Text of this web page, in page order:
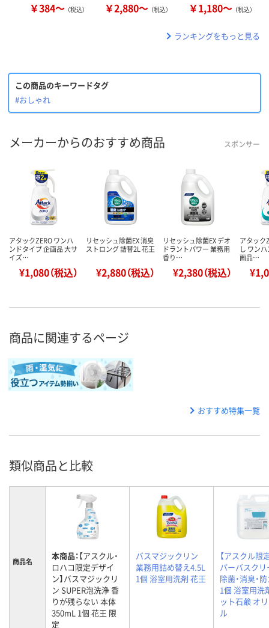
￥384～ （税込） ￥2,880～ （税込） ￥1,180～ （税込）
ランキングをもっと見る
この商品のキーワードタグ
#おしゃれ
メーカーからのおすすめ商品 スポンサー
アタックZERO ワンハ
ンドタイプ 企画品 大サ
イズ…
¥1,080（税込）
リセッシュ除菌EX 消臭
ストロング 詰替2L 花王
¥2,880（税込）
リセッシュ除菌EX デオ
ドラントパワー 業務用
香り…
¥2,380（税込）
アタック
し ワン
画品…
商品に関連するページ
おすすめ特集一覧
類似商品と比較
商品名 本商品：【アスクル・
ロハコ限定デザイ
ン】バスマジックリ
ン SUPER泡洗浄 香
りが残らない 本体
350mL 1個 花王 限
定
バスマジックリン
業務用詰め替え4.5L
1個 浴室用洗剤 花王
【アスクル限
パーバスク
除菌・消臭・
1個 浴室用洗
ット石鹸 オ
ル